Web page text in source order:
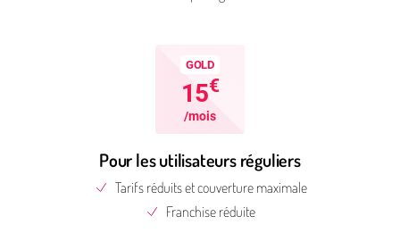
GOLD
15€
/mois
Pour les utilisateurs réguliers
Tarifs réduits et couverture maximale
Franchise réduite